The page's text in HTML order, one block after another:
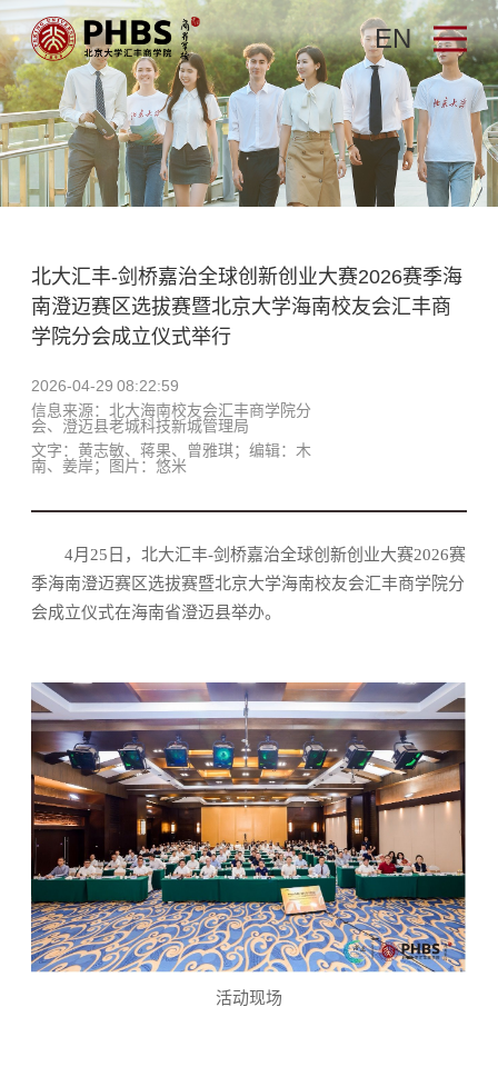
EN
北大汇丰-剑桥嘉治全球创新创业大赛2026赛季海
南澄迈赛区选拔赛暨北京大学海南校友会汇丰商
学院分会成立仪式举行
2026-04-29 08:22:59
信息来源：北大海南校友会汇丰商学院分
会、澄迈县老城科技新城管理局
文字：黄志敏、蒋果、曾雅琪；编辑：木
南、姜岸；图片：悠米
4月25日，北大汇丰-剑桥嘉治全球创新创业大赛2026赛
季海南澄迈赛区选拔赛暨北京大学海南校友会汇丰商学院分
会成立仪式在海南省澄迈县举办。
活动现场